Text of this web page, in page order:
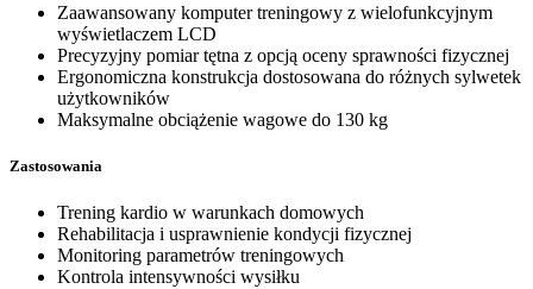
Zaawansowany komputer treningowy z wielofunkcyjnym
wyświetlaczem LCD
Precyzyjny pomiar tętna z opcją oceny sprawności fizycznej
Ergonomiczna konstrukcja dostosowana do różnych sylwetek
użytkowników
Maksymalne obciążenie wagowe do 130 kg
Zastosowania
Trening kardio w warunkach domowych
Rehabilitacja i usprawnienie kondycji fizycznej
Monitoring parametrów treningowych
Kontrola intensywności wysiłku